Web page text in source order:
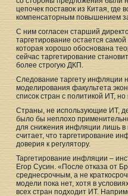
цепочек поставок из Китая,
компенсаторным повышением
С ним согласен старший
таргетирование остается
которая хорошо обоснована
сейчас таргетирование
более строгую ДКП.
Следование таргету инфляции
моделирования факультета
список стран с политикой ИТ,
Страны, не использующие ИТ,
было бы неплохо
для снижения инфляции лишь в
считает, что таргетирование
доверия к регулятору.
Таргетирование инфляции –
Егор Сусин. «После отказа от
среднесрочным, а не
модели пока нет, хотя в
всех стран подходит ИТ.